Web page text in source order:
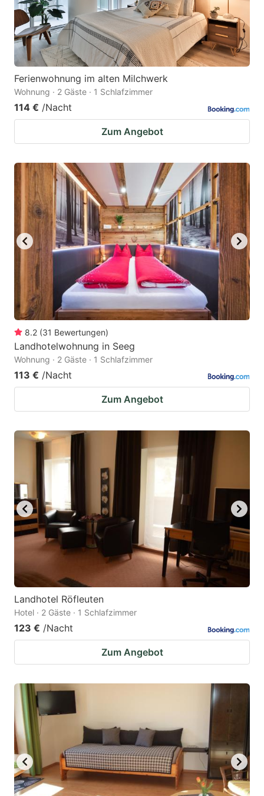
Ferienwohnung im alten Milchwerk
Wohnung · 2 Gäste · 1 Schlafzimmer
114 € /Nacht
Zum Angebot
8.2 (31 Bewertungen)
Landhotelwohnung in Seeg
Wohnung · 2 Gäste · 1 Schlafzimmer
113 € /Nacht
Zum Angebot
Landhotel Röfleuten
Hotel · 2 Gäste · 1 Schlafzimmer
123 € /Nacht
Zum Angebot